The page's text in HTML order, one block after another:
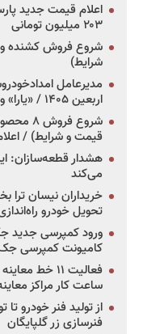
۲۰۳ میلیون تومانی
شرایط)
اربعین ۱۴۰۵ / «یارا» و هوش مصنوعی به خدمت زائران آمد
قیمت و شرایط) / اعلام
هشدار قطعه‌سازان:
می‌کند
خریداران نیسان ترا
تحویل خودرو
ورود کمپرسی جدید
کامیونت کمپرسی جک ۶
فعالیت ۱۱
ساعت کار مراکز
از تولید فنر خودرو
فنرسازی زر گلپایگان